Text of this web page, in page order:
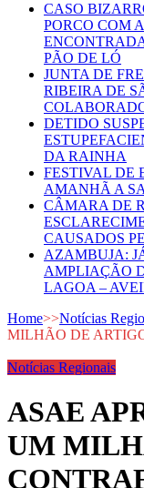
CASO
PORCO COM
PÃO DE LÓ
JUNTA DE
RIBEIRA DE
DETIDO
DA RAINHA
FESTIVAL DE
AMANHÃ A
CÂMARA DE
CAUSADOS
AZAMBUJA:
AMPLIAÇÃO
LAGOA –
Home>>Notícias
MILHÃO DE
Notícias Regionais
ASAE
UM